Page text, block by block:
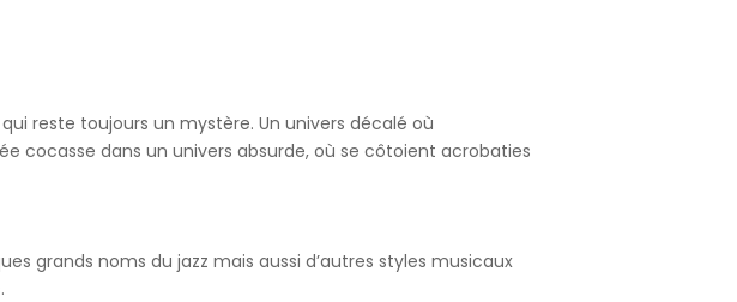
reste toujours un mystère. Un univers décalé où
cocasse dans un univers absurde, où se côtoient acrobaties
grands noms du jazz mais aussi d’autres styles musicaux